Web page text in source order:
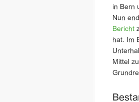
in Bern
Nun
Bericht
hat. Im
Mittel